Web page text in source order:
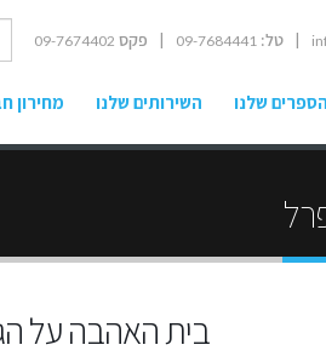
| טל: 09-7684441 | פקס 09-7674402
הספרים שלנו השירותים שלנו מחירון
בית האהבה על